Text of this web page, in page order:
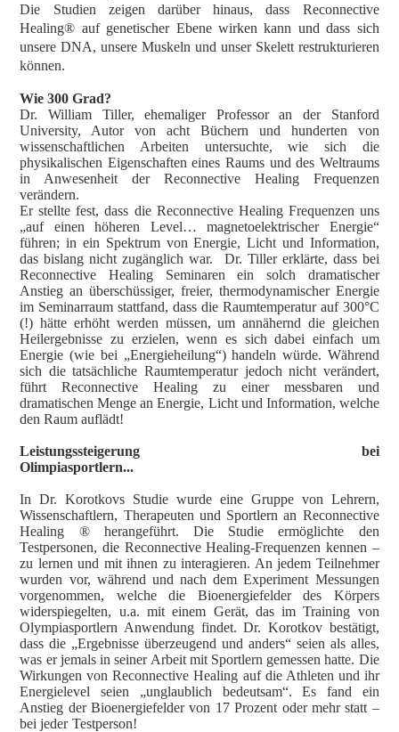
Die Studien zeigen darüber hinaus, dass Reconnective
Healing® auf genetischer Ebene wirken kann und dass sich
unsere DNA, unsere Muskeln und unser Skelett restrukturieren
können.
Wie 300 Grad?
Dr. William Tiller, ehemaliger Professor an der Stanford
University, Autor von acht Büchern und hunderten von
wissenschaftlichen Arbeiten untersuchte, wie sich die
physikalischen Eigenschaften eines Raums und des Weltraums
in Anwesenheit der Reconnective Healing Frequenzen
verändern.
Er stellte fest, dass die Reconnective Healing Frequenzen uns
„auf einen höheren Level… magnetoelektrischer Energie“
führen; in ein Spektrum von Energie, Licht und Information,
das bislang nicht zugänglich war. Dr. Tiller erklärte, dass bei
Reconnective Healing Seminaren ein solch dramatischer
Anstieg an überschüssiger, freier, thermodynamischer Energie
im Seminarraum stattfand, dass die Raumtemperatur auf 300°C
(!) hätte erhöht werden müssen, um annähernd die gleichen
Heilergebnisse zu erzielen, wenn es sich dabei einfach um
Energie (wie bei „Energieheilung“) handeln würde. Während
sich die tatsächliche Raumtemperatur jedoch nicht verändert,
führt Reconnective Healing zu einer messbaren und
dramatischen Menge an Energie, Licht und Information, welche
den Raum auflädt!
Leistungssteigerung bei
Olimpiasportlern...
In Dr. Korotkovs Studie wurde eine Gruppe von Lehrern,
Wissenschaftlern, Therapeuten und Sportlern an Reconnective
Healing ® herangeführt. Die Studie ermöglichte den
Testpersonen, die Reconnective Healing-Frequenzen kennen –
zu lernen und mit ihnen zu interagieren. An jedem Teilnehmer
wurden vor, während und nach dem Experiment Messungen
vorgenommen, welche die Bioenergiefelder des Körpers
widerspiegelten, u.a. mit einem Gerät, das im Training von
Olympiasportlern Anwendung findet. Dr. Korotkov bestätigt,
dass die „Ergebnisse überzeugend und anders“ seien als alles,
was er jemals in seiner Arbeit mit Sportlern gemessen hatte. Die
Wirkungen von Reconnective Healing auf die Athleten und ihr
Energielevel seien „unglaublich bedeutsam“. Es fand ein
Anstieg der Bioenergiefelder von 17 Prozent oder mehr statt –
bei jeder Testperson!